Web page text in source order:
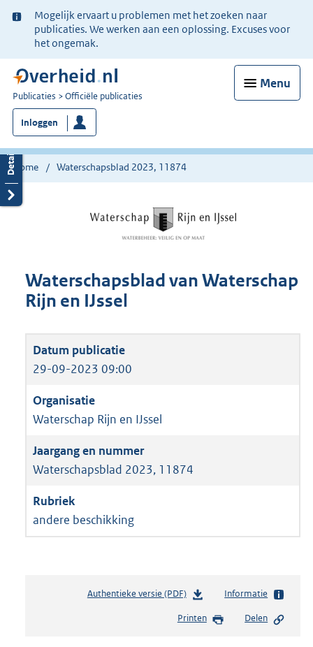
Ter
informatie:
Mogelijk ervaart u problemen met het zoeken naar
publicaties. We werken aan een oplossing. Excuses voor
het ongemak.
Menu
U
bent
nu
hier:
Publicaties Officiële publicaties
Inloggen
Home Waterschapsblad 2023, 11874
Waterschapsblad van Waterschap
Rijn en IJssel
29-09-2023 09:00
Waterschap Rijn en IJssel
Waterschapsblad 2023, 11874
andere beschikking
Authentieke versie (PDF)b
s
Informatie
Printen Delen